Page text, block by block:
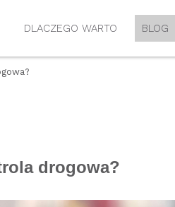
DLACZEGO WARTO BLOG
drogowa?